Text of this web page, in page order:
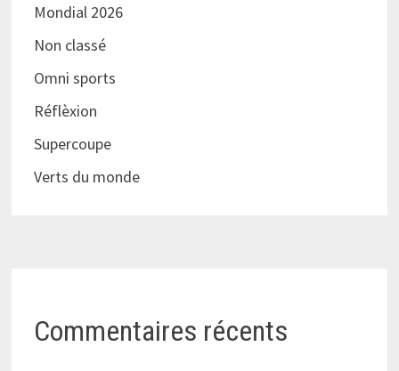
Mondial 2026
Non classé
Omni sports
Réflèxion
Supercoupe
Verts du monde
Commentaires récents